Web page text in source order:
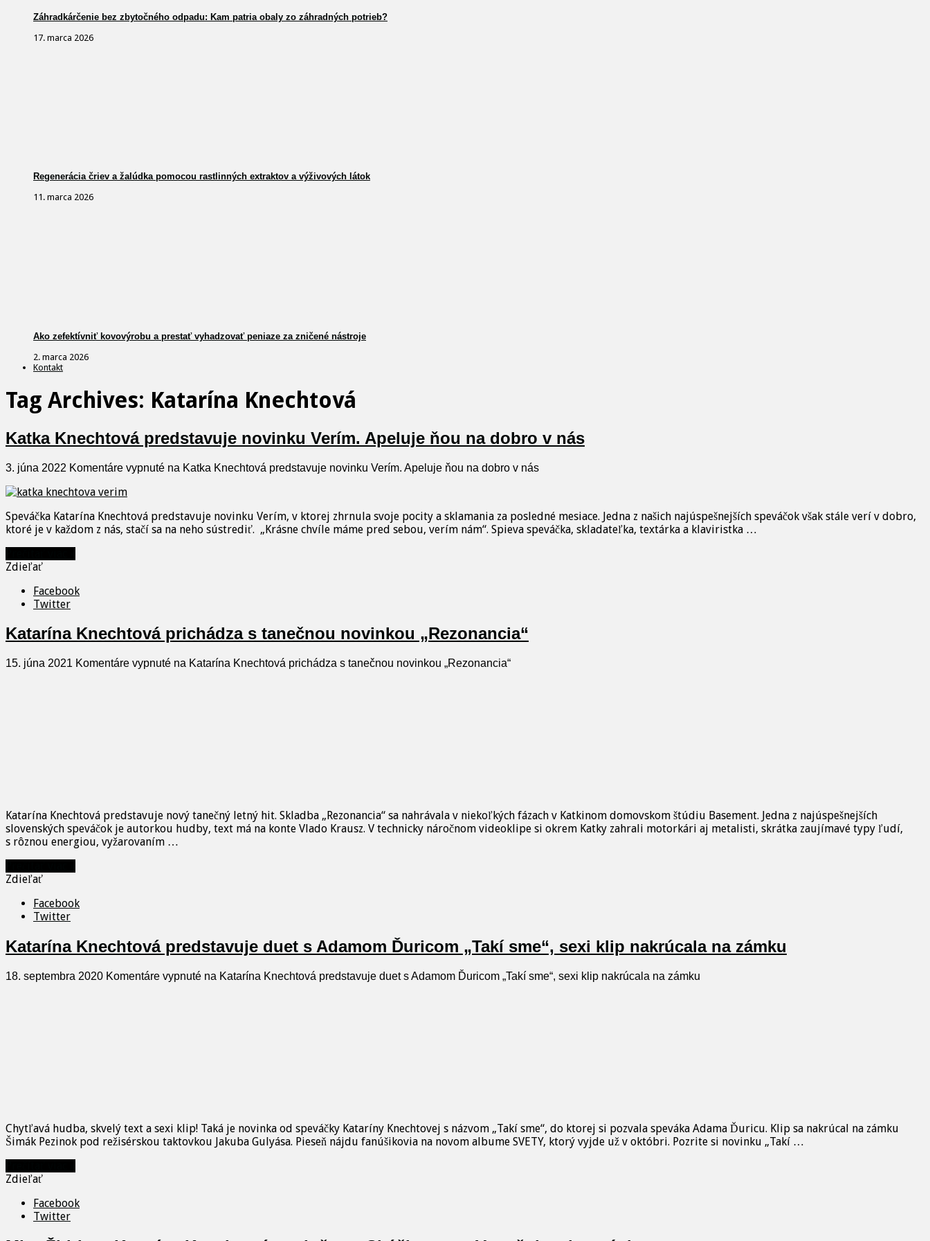
Záhradkárčenie bez zbytočného odpadu: Kam patria obaly zo záhradných potrieb?
17. marca 2026
Regenerácia čriev a žalúdka pomocou rastlinných extraktov a výživových látok
11. marca 2026
Ako zefektívniť kovovýrobu a prestať vyhadzovať peniaze za zničené nástroje
2. marca 2026
Kontakt
Tag Archives: Katarína Knechtová
Katka Knechtová predstavuje novinku Verím. Apeluje ňou na dobro v nás
3. júna 2022 Komentáre vypnuté na Katka Knechtová predstavuje novinku Verím. Apeluje ňou na dobro v nás
Speváčka Katarína Knechtová predstavuje novinku Verím, v ktorej zhrnula svoje pocity a sklamania za posledné mesiace. Jedna z našich najúspešnejších speváčok však stále verí v dobro,
ktoré je v každom z nás, stačí sa na neho sústrediť. „Krásne chvíle máme pred sebou, verím nám“. Spieva speváčka, skladateľka, textárka a klaviristka …
Zdieľať
Facebook
Twitter
Katarína Knechtová prichádza s tanečnou novinkou „Rezonancia“
15. júna 2021 Komentáre vypnuté na Katarína Knechtová prichádza s tanečnou novinkou „Rezonancia“
Katarína Knechtová predstavuje nový tanečný letný hit. Skladba „Rezonancia“ sa nahrávala v niekoľkých fázach v Katkinom domovskom štúdiu Basement. Jedna z najúspešnejších
slovenských speváčok je autorkou hudby, text má na konte Vlado Krausz. V technicky náročnom videoklipe si okrem Katky zahrali motorkári aj metalisti, skrátka zaujímavé typy ľudí,
s rôznou energiou, vyžarovaním …
Zdieľať
Facebook
Twitter
Katarína Knechtová predstavuje duet s Adamom Ďuricom „Takí sme“, sexi klip nakrúcala na zámku
18. septembra 2020 Komentáre vypnuté na Katarína Knechtová predstavuje duet s Adamom Ďuricom „Takí sme“, sexi klip nakrúcala na zámku
Chytľavá hudba, skvelý text a sexi klip! Taká je novinka od speváčky Kataríny Knechtovej s názvom „Takí sme“, do ktorej si pozvala speváka Adama Ďuricu. Klip sa nakrúcal na zámku
Šimák Pezinok pod režisérskou taktovkou Jakuba Gulyása. Pieseň nájdu fanúšikovia na novom albume SVETY, ktorý vyjde už v októbri. Pozrite si novinku „Takí …
Zdieľať
Facebook
Twitter